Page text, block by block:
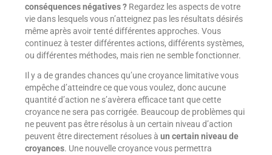
conséquences négatives ?Regardez les aspects de votre
vie dans lesquels vous n’atteignez pas les résultats désirés
même après avoir tenté différentes approches. Vous
continuez à tester différentes actions, différents systèmes,
ou différentes méthodes, mais rien ne semble fonctionner.
Il y a de grandes chances qu’une croyance limitative vous
empêche d’atteindre ce que vous voulez, donc aucune
quantité d’action ne s’avèrera efficace tant que cette
croyance ne sera pas corrigée. Beaucoup de problèmes qui
ne peuvent pas être résolus à un certain niveau d’action
peuvent être directement résolues à un certain niveau de
croyances. Une nouvelle croyance vous permettra